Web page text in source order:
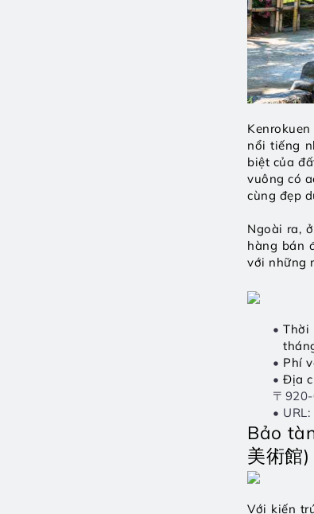
nổi tiếng
biệt của
vuông có
cùng đẹp
Ngoài ra,
hàng bán
với những
Thời
Phí
Địa
〒
Bảo
美術館)
Với kiến